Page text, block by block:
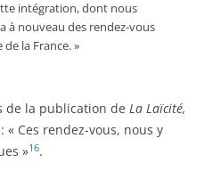
intégration, dont nous
à nouveau des rendez-vous
la France. »
de la publication de La Laïcité,
: « Ces rendez-vous, nous y
»16.